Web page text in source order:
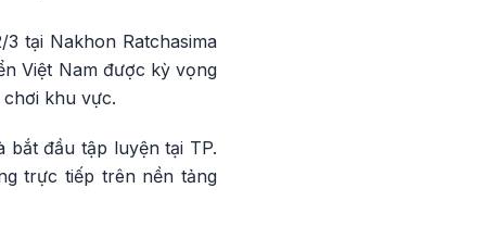
tại Nakhon Ratchasima
Việt Nam được kỳ vọng
khu vực.
đầu tập luyện tại TP.
trực tiếp trên nền tảng